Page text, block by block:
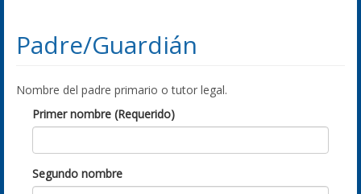
Padre/Guardián
Nombre del padre primario o tutor legal.
Primer nombre (Requerido)
Segundo nombre